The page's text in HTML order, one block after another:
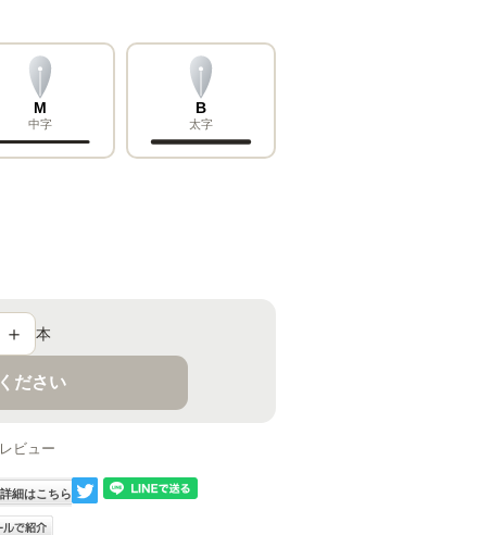
M
中字
B
太字
＋ 本
ださい
ビュー
細はこちら